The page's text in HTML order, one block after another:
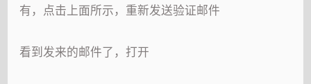
有，点击上面所示，重新发送验证邮件
看到发来的邮件了，打开